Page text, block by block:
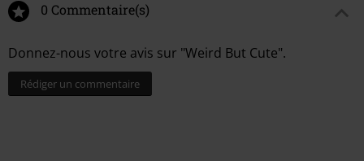
0 Commentaire(s)
Donnez-nous votre avis sur "Weird But Cute".
Rédiger un commentaire